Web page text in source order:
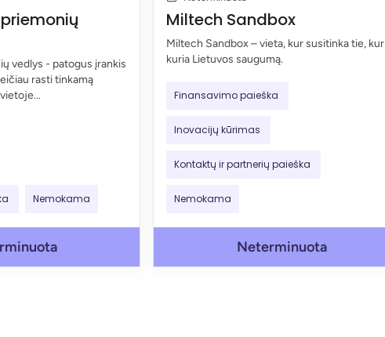
vedlys - patogus įrankis
rasti tinkamą
Nemokama
Miltech Sandbox
Miltech Sandbox – vieta, kur susitinka tie,
kuria Lietuvos saugumą.
Finansavimo paieška
Inovacijų kūrimas
Kontaktų ir partnerių paieška
Nemokama
Neterminuota